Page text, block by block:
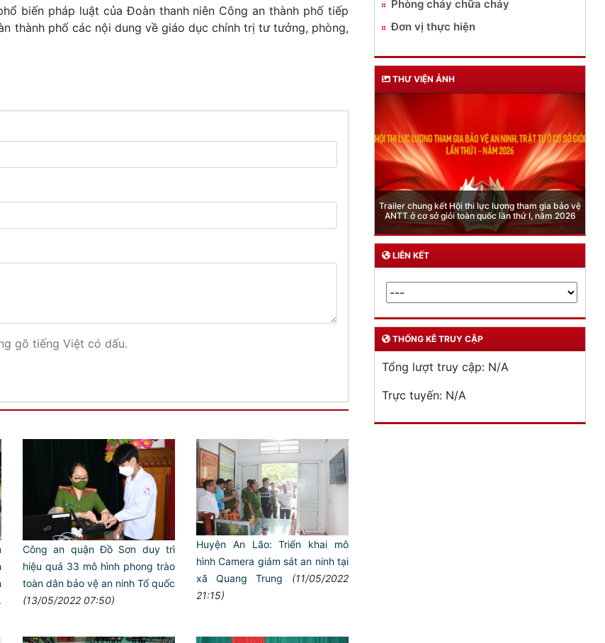
biến pháp luật của Đoàn thanh niên Công an thành phố tiếp
thành phố các nội dung về giáo dục chính trị tư tưởng, phòng,
gõ tiếng Việt có dấu.
Công an quận Đồ Sơn duy trì
hiệu quả 33 mô hình phong trào
toàn dân bảo vệ an ninh Tổ quốc
(13/05/2022 07:50)
Huyện An Lão: Triển khai mô
hình Camera giám sát an ninh tại
xã Quang Trung
(11/05/2022
21:15)
Phòng cháy chữa cháy
Đơn vị thực hiện
THƯ VIỆN ẢNH
Phòng Quản lý xuất nhập cảnh: Hướng dẫn những
quy định mới trong lĩnh vực xuất cảnh, nhập cảnh
của công dân việt nam từ ngày 01/7/2026
LIÊN KẾT
THỐNG KÊ TRUY CẬP
Tổng lượt truy cập: N/A
Trực tuyến: N/A